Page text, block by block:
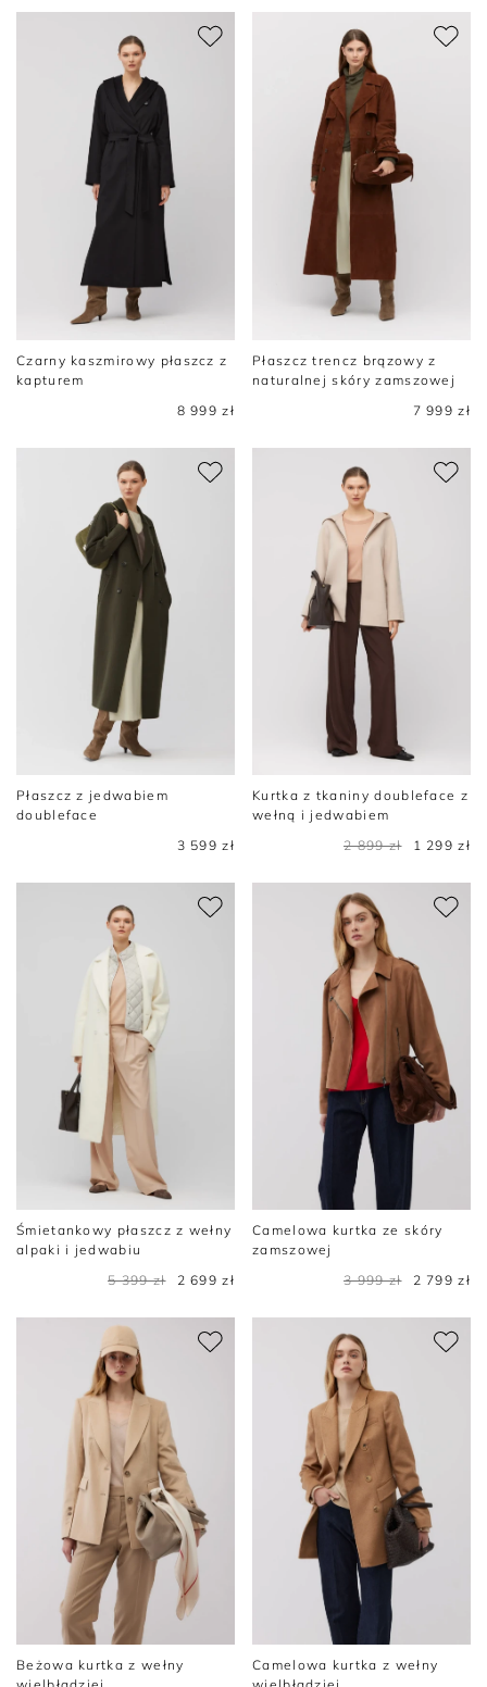
Czarny kaszmirowy płaszcz z
kapturem
8 999 zł
Płaszcz trencz brązowy z
naturalnej skóry zamszowej
7 999 zł
Płaszcz z jedwabiem
doubleface
3 599 zł
Kurtka z tkaniny doubleface z
wełną i jedwabiem
2 899 zł
1 299 zł
Śmietankowy płaszcz z wełny
alpaki i jedwabiu
5 399 zł
2 699 zł
Camelowa kurtka ze skóry
zamszowej
3 999 zł
2 799 zł
Beżowa kurtka z wełny
Camelowa kurtka z wełny